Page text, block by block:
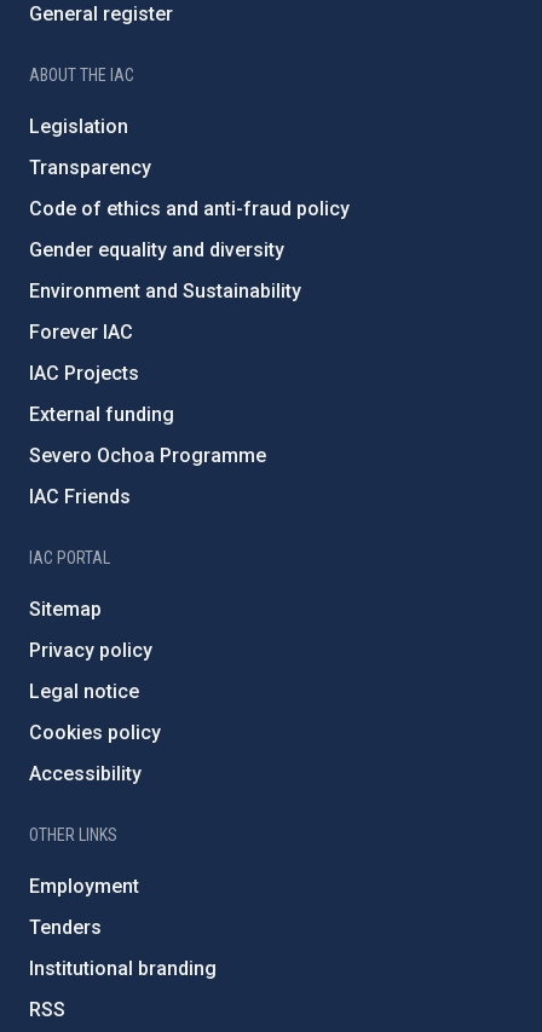
General register
ABOUT THE IAC
Legislation
Transparency
Code of ethics and anti-fraud policy
Gender equality and diversity
Environment and Sustainability
Forever IAC
IAC Projects
External funding
Severo Ochoa Programme
IAC Friends
IAC PORTAL
Sitemap
Privacy policy
Legal notice
Cookies policy
Accessibility
OTHER LINKS
Employment
Tenders
Institutional branding
RSS